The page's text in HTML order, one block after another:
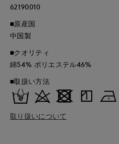
62190010
■原産国
中国製
■クオリティ
綿54% ポリエステル46%
■取扱い方法
取り扱いについて